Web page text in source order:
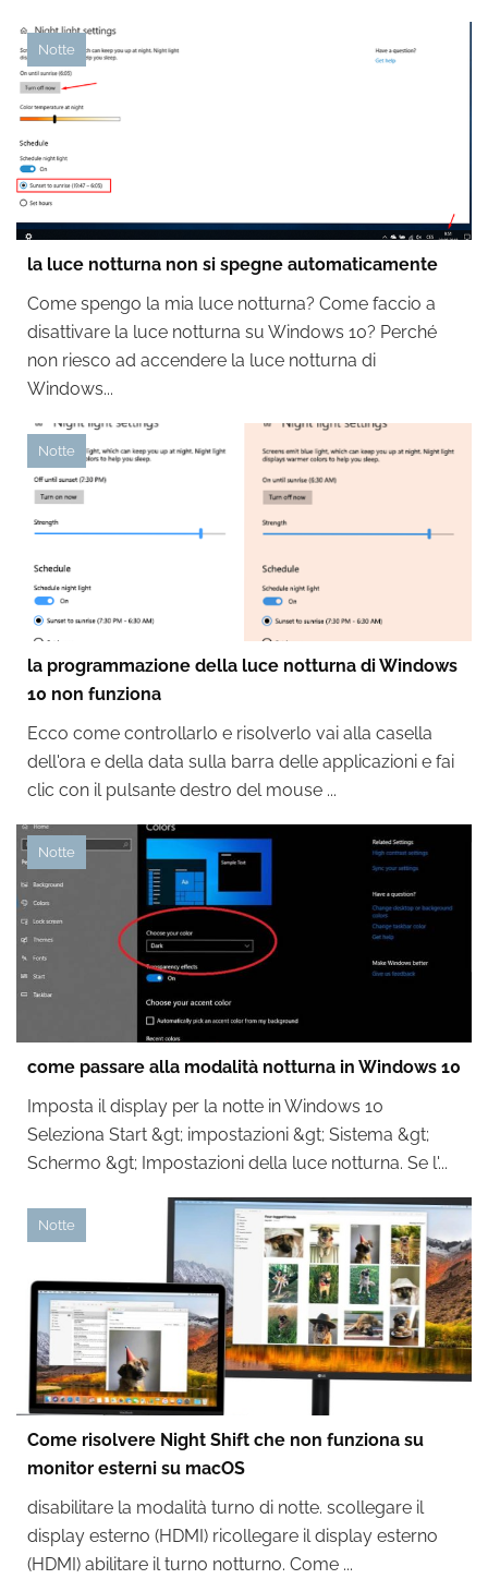
Notte
la luce notturna non si spegne automaticamente
Come spengo la mia luce notturna? Come faccio a
disattivare la luce notturna su Windows 10? Perché
non riesco ad accendere la luce notturna di
Windows...
Notte
la programmazione della luce notturna di Windows
10 non funziona
Ecco come controllarlo e risolverlo vai alla casella
dell'ora e della data sulla barra delle applicazioni e fai
clic con il pulsante destro del mouse ...
Notte
come passare alla modalità notturna in Windows 10
Imposta il display per la notte in Windows 10
Seleziona Start &gt; impostazioni &gt; Sistema &gt;
Schermo &gt; Impostazioni della luce notturna. Se l'...
Notte
Come risolvere Night Shift che non funziona su
monitor esterni su macOS
disabilitare la modalità turno di notte. scollegare il
display esterno (HDMI) ricollegare il display esterno
(HDMI) abilitare il turno notturno. Come ...